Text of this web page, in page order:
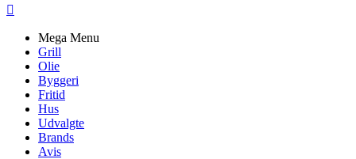

Mega Menu
Grill
Olie
Byggeri
Fritid
Hus
Udvalgte
Brands
Avis